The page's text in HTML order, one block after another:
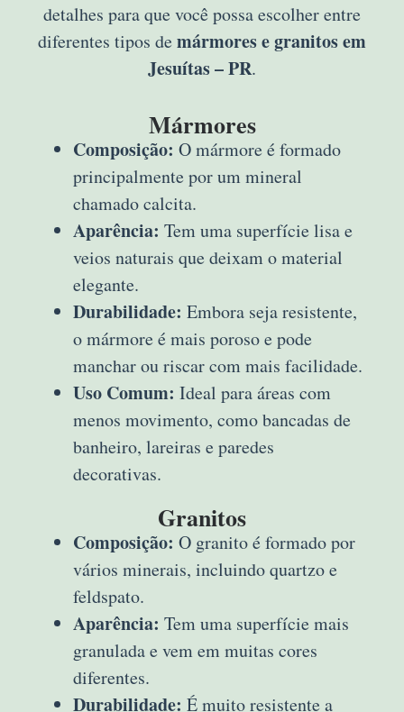
detalhes para que você possa escolher entre
diferentes tipos de mármores e granitos em
Jesuítas – PR.
Mármores
Composição: O mármore é formado
principalmente por um mineral
chamado calcita.
Aparência: Tem uma superfície lisa e
veios naturais que deixam o material
elegante.
Durabilidade: Embora seja resistente,
o mármore é mais poroso e pode
manchar ou riscar com mais facilidade.
Uso Comum: Ideal para áreas com
menos movimento, como bancadas de
banheiro, lareiras e paredes
decorativas.
Granitos
Composição: O granito é formado por
vários minerais, incluindo quartzo e
feldspato.
Aparência: Tem uma superfície mais
granulada e vem em muitas cores
diferentes.
Durabilidade: É muito resistente a